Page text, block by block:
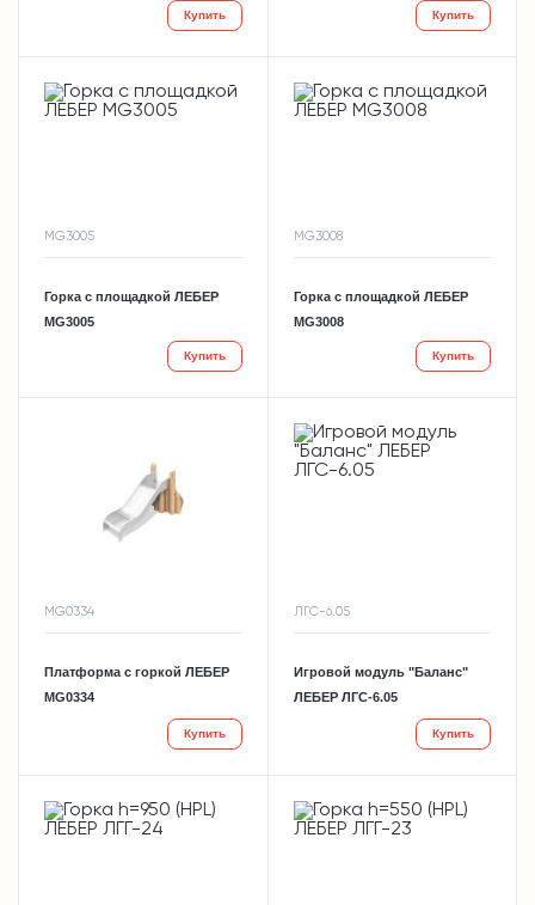
Купить Купить
MG3005
Горка с площадкой ЛЕБЕР
MG3005
Купить
MG3008
Горка с площадкой ЛЕБЕР
MG3008
Купить
MG0334
Платформа с горкой ЛЕБЕР
MG0334
Купить
ЛГС-6.05
Игровой модуль "Баланс"
ЛЕБЕР ЛГС-6.05
Купить